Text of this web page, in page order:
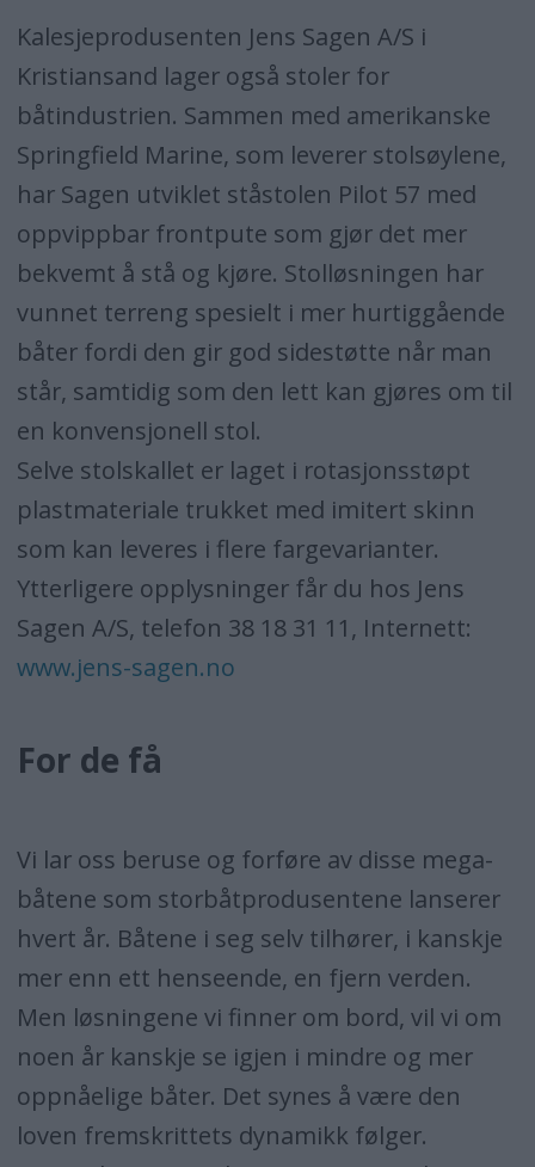
Kalesjeprodusenten Jens Sagen A/S i
Kristiansand lager også stoler for
båtindustrien. Sammen med amerikanske
Springfield Marine, som leverer stolsøylene,
har Sagen utviklet ståstolen Pilot 57 med
oppvippbar frontpute som gjør det mer
bekvemt å stå og kjøre. Stolløsningen har
vunnet terreng spesielt i mer hurtiggående
båter fordi den gir god sidestøtte når man
står, samtidig som den lett kan gjøres om til
en konvensjonell stol.
Selve stolskallet er laget i rotasjonsstøpt
plastmateriale trukket med imitert skinn
som kan leveres i flere fargevarianter.
Ytterligere opplysninger får du hos Jens
Sagen A/S, telefon 38 18 31 11, Internett:
www.jens-sagen.no
For de få
Vi lar oss beruse og forføre av disse mega-
båtene som storbåtprodusentene lanserer
hvert år. Båtene i seg selv tilhører, i kanskje
mer enn ett henseende, en fjern verden.
Men løsningene vi finner om bord, vil vi om
noen år kanskje se igjen i mindre og mer
oppnåelige båter. Det synes å være den
loven fremskrittets dynamikk følger.